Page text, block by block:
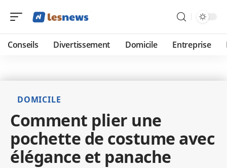
Conseils Divertissement Domicile Entreprise
DOMICILE
Comment plier une
pochette de costume avec
élégance et panache